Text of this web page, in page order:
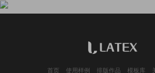
首页 使用样例 排版作品 模板库